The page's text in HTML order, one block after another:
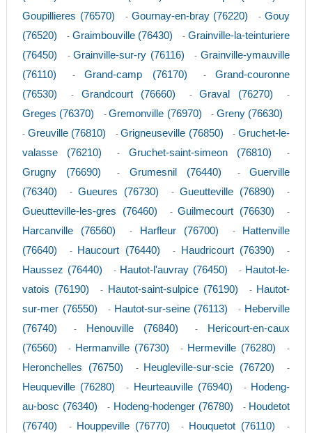
Goupillieres (76570) - Gournay-en-bray (76220) -Gouy
(76520)
- Graimbouville (76430) -Grainville-la-teinturiere
(76450)
-Grainville-sur-ry (76116) -Grainville-ymauville
(76110)
-Grand-camp (76170) -Grand-couronne
(76530)
- Grandcourt (76660) -Graval (76270) -
Greges (76370) -Gremonville (76970) - Greny (76630)
- Greuville (76810) -Grigneuseville (76850) -Gruchet-le-
valasse (76210)
- Gruchet-saint-simeon (76810) -
Grugny (76690) - Grumesnil (76440) -Guerville
(76340)
- Gueures (76730) -Gueutteville (76890) -
Gueutteville-les-gres (76460) -Guilmecourt (76630) -
Harcanville (76560) - Harfleur (76700) -
Hattenville
(76640)
- Haucourt (76440) - Haudricourt (76390) -
Haussez (76440) - Hautot-l'auvray (76450) - Hautot-le-
vatois (76190)
- Hautot-saint-sulpice (76190) - Hautot-
sur-mer (76550)
- Hautot-sur-seine (76113) - Heberville
(76740)
- Henouville (76840) -
Hericourt-en-caux
(76560)
- Hermanville (76730) - Hermeville (76280) -
Heronchelles (76750) - Heugleville-sur-scie (76720) -
Heuqueville (76280) - Heurteauville (76940) - Hodeng-
au-bosc (76340)
- Hodeng-hodenger (76780) - Houdetot
(76740)
- Houppeville (76770) - Houquetot (76110) -